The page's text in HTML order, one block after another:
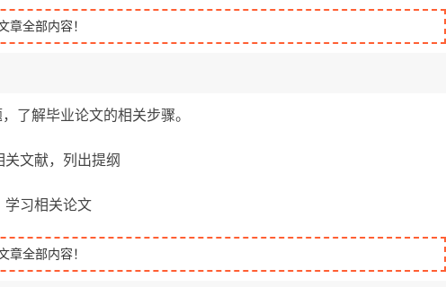
章全部内容！
了解毕业论文的相关步骤。
文献，列出提纲
学习相关论文
章全部内容！